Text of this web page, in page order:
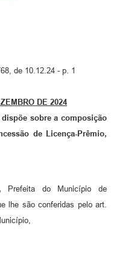
de 10.12.24 - p. 1
DE 2024
dispõe sobre a composição
de Licença-Prêmio,
Prefeita do Município de
lhe são conferidas pelo art.